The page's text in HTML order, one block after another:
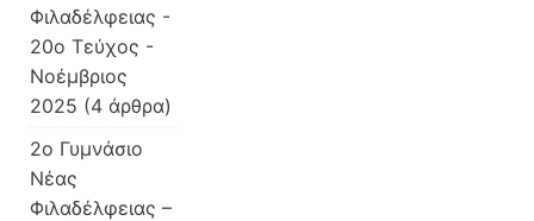
Φιλαδέλφειας -
20ο Τεύχος -
Νοέμβριος
2025 (4 άρθρα)
2o Γυμνάσιο
Νέας
Φιλαδέλφειας –